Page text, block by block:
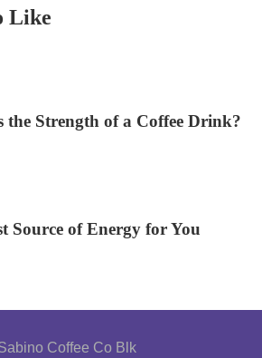
Like
the Strength of a Coffee Drink?
Source of Energy for You